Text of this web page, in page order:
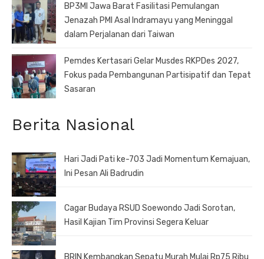
BP3MI Jawa Barat Fasilitasi Pemulangan
Jenazah PMI Asal Indramayu yang Meninggal
dalam Perjalanan dari Taiwan
Pemdes Kertasari Gelar Musdes RKPDes 2027,
Fokus pada Pembangunan Partisipatif dan Tepat
Sasaran
Berita Nasional
Hari Jadi Pati ke-703 Jadi Momentum Kemajuan,
Ini Pesan Ali Badrudin
Cagar Budaya RSUD Soewondo Jadi Sorotan,
Hasil Kajian Tim Provinsi Segera Keluar
BRIN Kembangkan Sepatu Murah Mulai Rp75 Ribu